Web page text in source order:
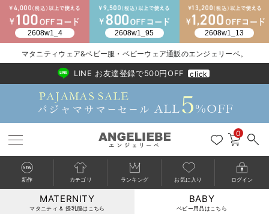
戻る
戻る
戻る
戻る
戻る
戻る
戻る
戻る
戻る
戻る
戻る
戻る
戻る
戻る
戻る
戻る
戻る
戻る
戻る
戻る
戻る
マタニティウェア&ベビー服・ベビーウェア通販のエンジェリーベ。
2026/NewArrival
送料495円(一部地域を除く) 7,700円以上で送料無料
LINE お友達登録で500円OFF click
0
新作 カテゴリ ランキング お気に入り ログイン
MATERNITY
マタニティ & 授乳服はこちら
BABY
ベビー用品はこちら
カートに入れる